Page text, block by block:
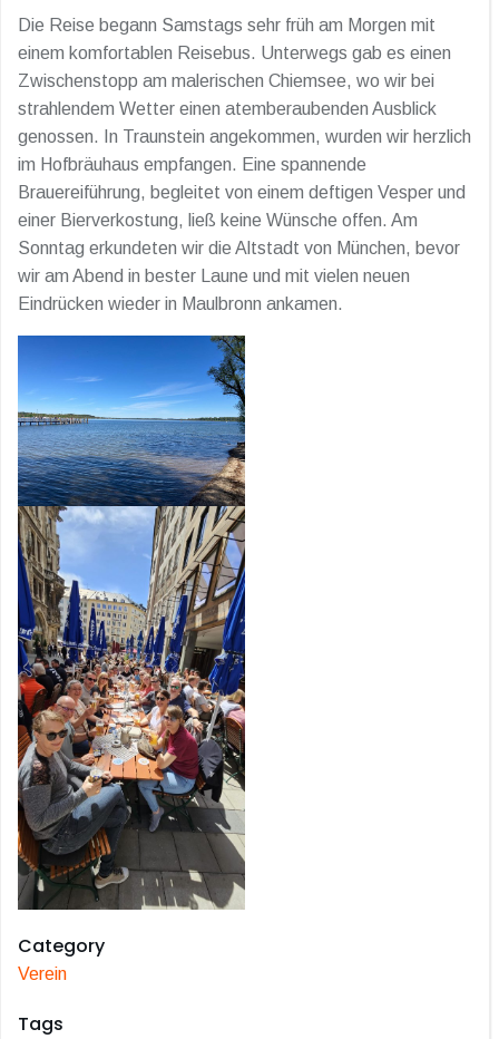
Die Reise begann Samstags sehr früh am Morgen mit
einem komfortablen Reisebus. Unterwegs gab es einen
Zwischenstopp am malerischen Chiemsee, wo wir bei
strahlendem Wetter einen atemberaubenden Ausblick
genossen. In Traunstein angekommen, wurden wir herzlich
im Hofbräuhaus empfangen. Eine spannende
Brauereiführung, begleitet von einem deftigen Vesper und
einer Bierverkostung, ließ keine Wünsche offen. Am
Sonntag erkundeten wir die Altstadt von München, bevor
wir am Abend in bester Laune und mit vielen neuen
Eindrücken wieder in Maulbronn ankamen.
Category
Verein
Tags